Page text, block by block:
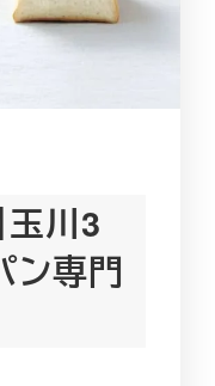
玉川3
ン専門